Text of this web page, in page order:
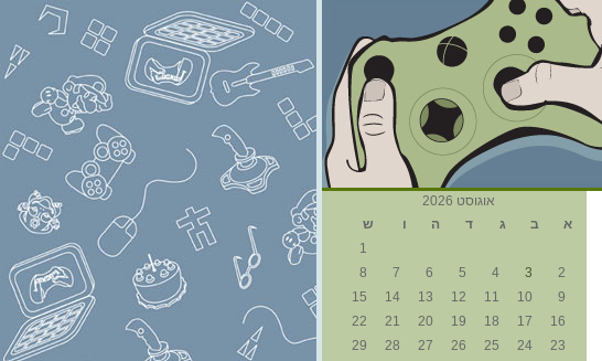
אוגוסט 2026
א
ב ג ד ה ו
ש
1
2
3
4
5
6
7
8
9
10
11
12
13
14
15
16
17
18
19
20
21
22
23
24
25
26
27
28
29